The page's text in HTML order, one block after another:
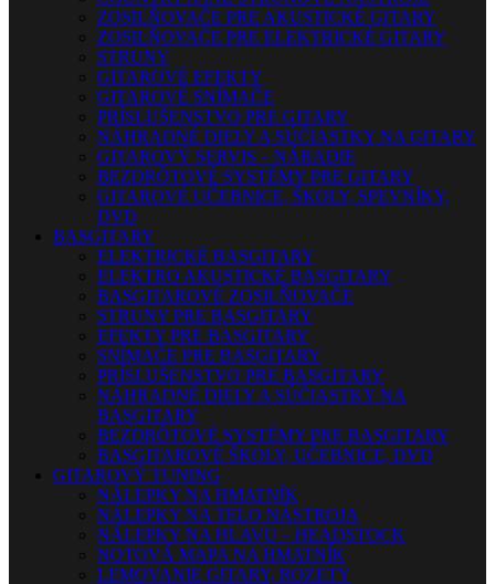
ZOSILŇOVAČE PRE AKUSTICKÉ GITARY
ZOSILŇOVAČE PRE ELEKTRICKÉ GITARY
STRUNY
GITAROVÉ EFEKTY
GITAROVÉ SNÍMAČE
PRÍSLUŠENSTVO PRE GITARY
NÁHRADNÉ DIELY A SÚČIASTKY NA GITARY
GITAROVÝ SERVIS – NÁRADIE
BEZDRÔTOVÉ SYSTÉMY PRE GITARY
GITAROVÉ UČEBNICE, ŠKOLY, SPEVNÍKY,
DVD
BASGITARY
ELEKTRICKÉ BASGITARY
ELEKTRO AKUSTICKÉ BASGITARY
BASGITAROVÉ ZOSILŇOVAČE
STRUNY PRE BASGITARY
EFEKTY PRE BASGITARY
SNÍMAČE PRE BASGITARY
PRÍSLUŠENSTVO PRE BASGITARY
NÁHRADNÉ DIELY A SÚČIASTKY NA
BASGITARY
BEZDRÔTOVÉ SYSTÉMY PRE BASGITARY
BASGITAROVÉ ŠKOLY, UČEBNICE, DVD
GITAROVÝ TUNING
NÁLEPKY NA HMATNÍK
NÁLEPKY NA TELO NÁSTROJA
NÁLEPKY NA HLAVU – HEADSTOCK
NOTOVÁ MAPA NA HMATNÍK
LEMOVANIE GITARY, ROZETY